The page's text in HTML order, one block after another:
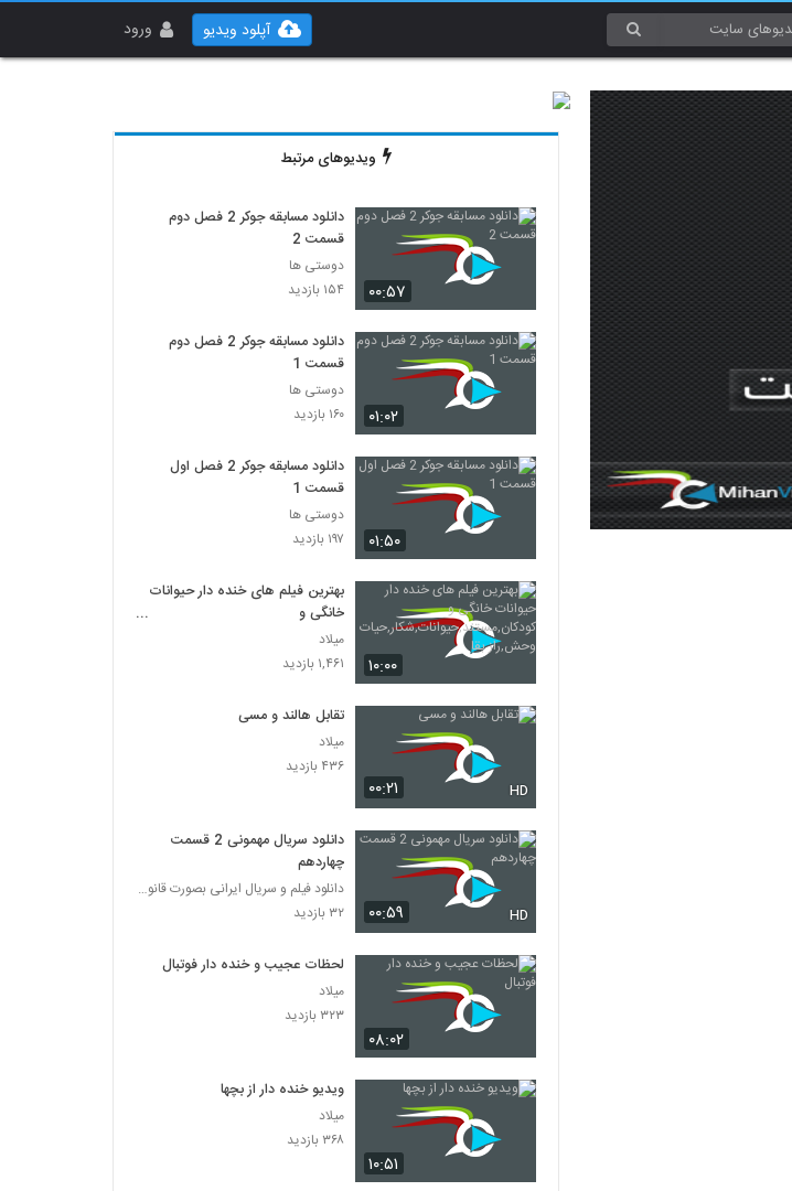
ورود آپلود ویدیو
ویدیوهای مرتبط
۰۰:۵۷
دانلود مسابقه جوکر 2 فصل دوم
قسمت 2
دوستی ها
۱۵۴ بازدید
۰۱:۰۲
دانلود مسابقه جوکر 2 فصل دوم
قسمت 1
دوستی ها
۱۶۰ بازدید
۰۱:۵۰
دانلود مسابقه جوکر 2 فصل اول
قسمت 1
دوستی ها
۱۹۷ بازدید
۱۰:۰۰
بهترین فیلم های خنده دار حیوانات
خانگی و
کودکان,مستند,حیوانات,شکار,حیات
وحش,راز بقا
میلاد
۱,۴۶۱ بازدید
۰۰:۲۱ HD
تقابل هالند و مسی
میلاد
۴۳۶ بازدید
۰۰:۵۹ HD
دانلود سریال مهمونی 2 قسمت
چهاردهم
دانلود فیلم و سریال ایرانی بصورت قانونی
۳۲ بازدید
۰۸:۰۲
لحظات عجیب و خنده دار فوتبال
میلاد
۳۲۳ بازدید
۱۰:۵۱
ویدیو خنده دار از بچها
میلاد
۳۶۸ بازدید